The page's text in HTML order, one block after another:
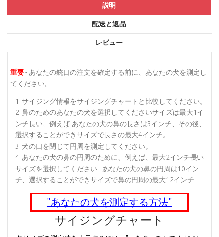
説明
配送と返品
レビュー
重要- あなたの銃口の注文を確定する前に、あなたの犬を測定し
てください。
サイジング情報をサイジングチャートと比較してください。
鼻のためのあなたの犬を選択してくださいサイズは最大1イ
ンチ長い、例えば-あなたの犬の鼻の長さは3インチ、その後、
選択することができサイズで長さの最大4インチ。
犬の口を閉じて円周を測定してください。
あなたの犬の鼻の円周のために、例えば、最大2インチ長い
サイズを選択してください - あなたの犬の鼻の円周は10イン
チ、選択することができサイズで鼻の円周の最大12インチ
"あなたの犬を測定する方法"
サイジングチャート